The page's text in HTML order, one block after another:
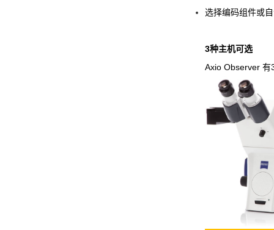
选择编码组件或
3种主机可选
Axio Observer 有